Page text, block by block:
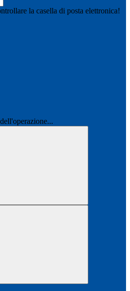
la casella di posta elettronica!